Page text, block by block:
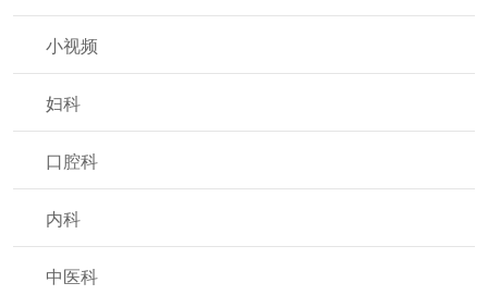
小视频
妇科
口腔科
内科
中医科